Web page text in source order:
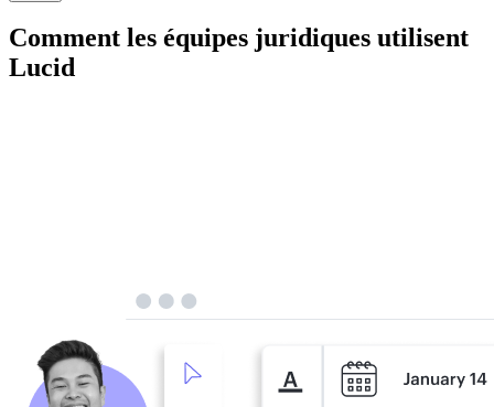
Comment les équipes juridiques utilisent
Lucid